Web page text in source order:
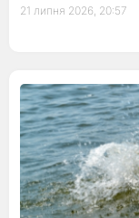
21 липня 2026, 20:57